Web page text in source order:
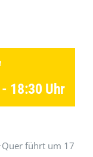
18:30 Uhr
führt um 17